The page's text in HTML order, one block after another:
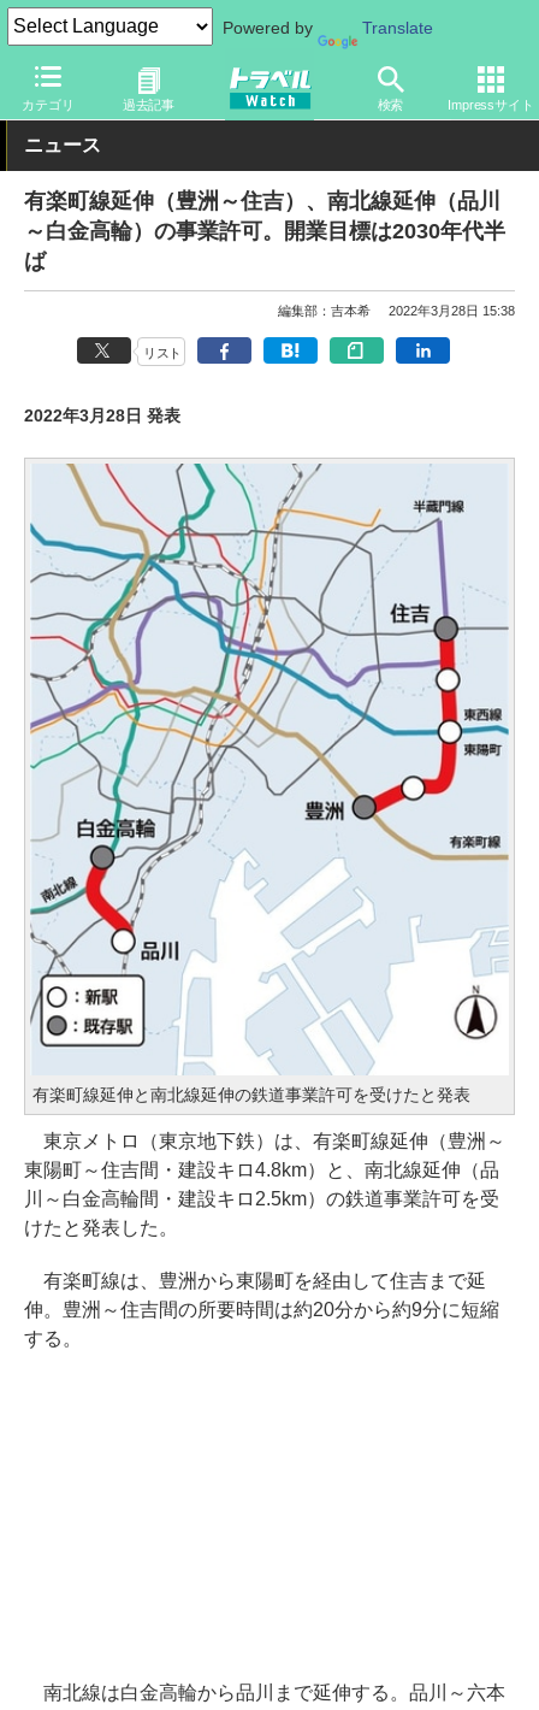
Powered by Translate
カテゴリ 過去記事 検索 Impressサイト
トラベル Watch 企業・政府・官庁 鉄道 関東私鉄
ニュース
有楽町線延伸（豊洲～住吉）、南北線延伸（品川
～白金高輪）の事業許可。開業目標は2030年代半
ば
編集部：吉本希 2022年3月28日 15:38
リスト
2022年3月28日 発表
有楽町線延伸と南北線延伸の鉄道事業許可を受けたと発表
東京メトロ（東京地下鉄）は、有楽町線延伸（豊洲～
東陽町～住吉間・建設キロ4.8km）と、南北線延伸（品
川～白金高輪間・建設キロ2.5km）の鉄道事業許可を受
けたと発表した。
有楽町線は、豊洲から東陽町を経由して住吉まで延
伸。豊洲～住吉間の所要時間は約20分から約9分に短縮
する。
南北線は白金高輪から品川まで延伸する。品川～六本